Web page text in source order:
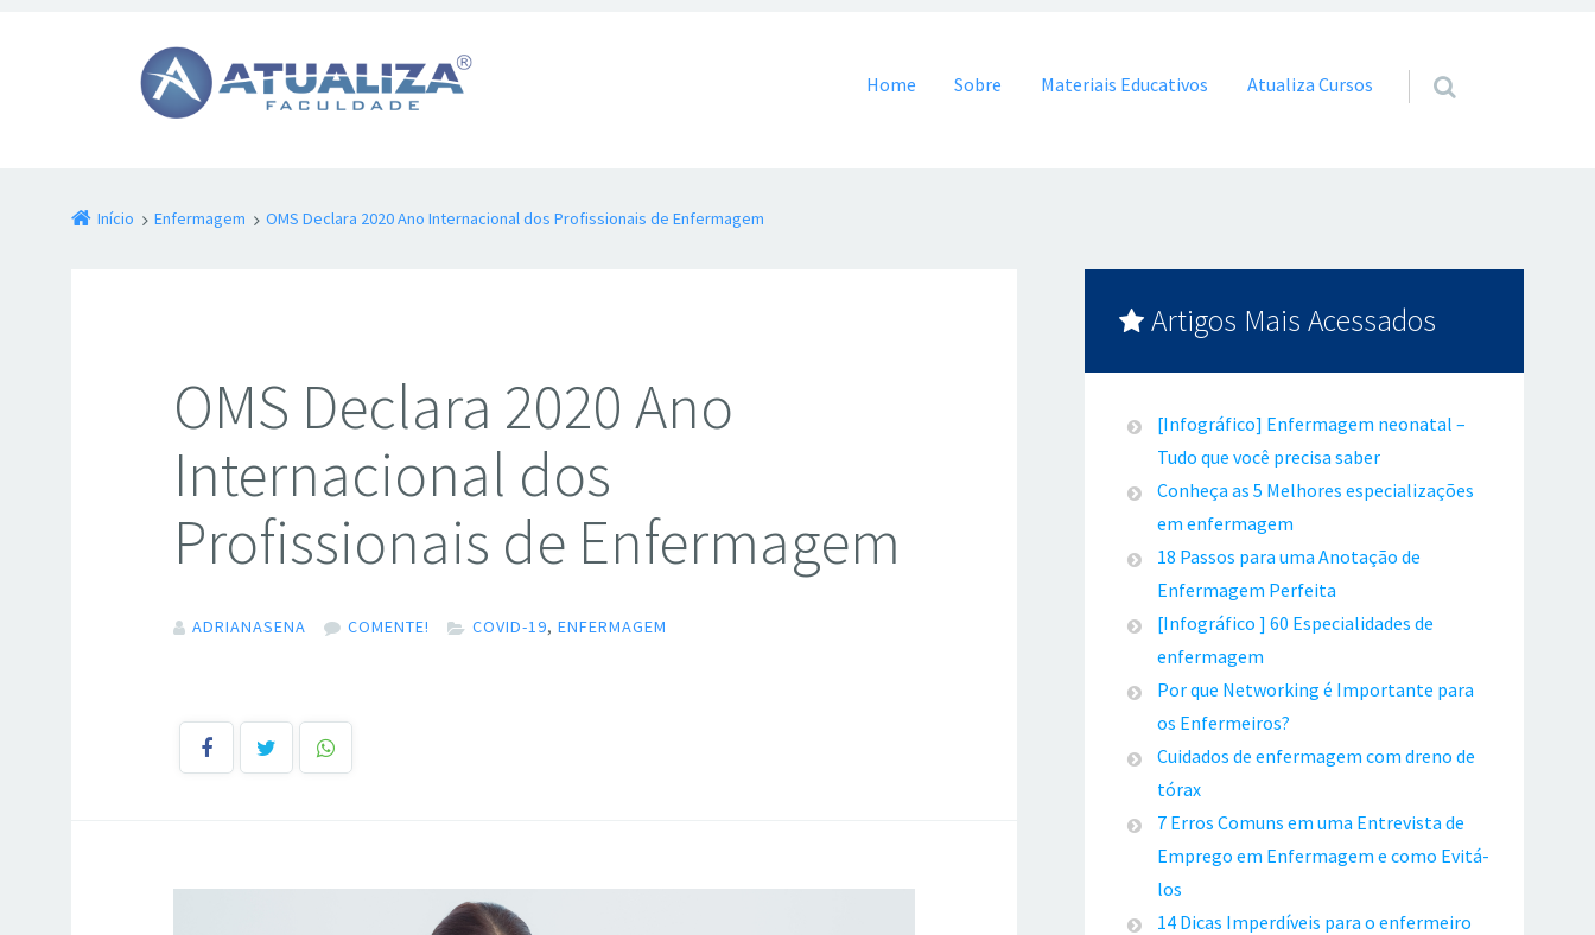
Pular para o conteúdo
Home Sobre Materiais Educativos Atualiza Cursos
Início Enfermagem OMS Declara 2020 Ano Internacional dos Profissionais de Enfermagem
OMS Declara 2020 Ano
Internacional dos
Profissionais de Enfermagem
ADRIANASENA COMENTE! COVID-19,ENFERMAGEM
Artigos Mais Acessados
[Infográfico] Enfermagem neonatal –
Tudo que você precisa saber
Conheça as 5 Melhores especializações
em enfermagem
18 Passos para uma Anotação de
Enfermagem Perfeita
[Infográfico ] 60 Especialidades de
enfermagem
Por que Networking é Importante para
os Enfermeiros?
Cuidados de enfermagem com dreno de
tórax
7 Erros Comuns em uma Entrevista de
Emprego em Enfermagem e como Evitá-
los
14 Dicas Imperdíveis para o enfermeiro